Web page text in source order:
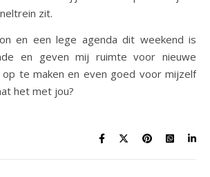
zit.
en een lege agenda dit weekend is
en geven mij ruimte voor nieuwe
op te maken en even goed voor mijzelf
het met jou?